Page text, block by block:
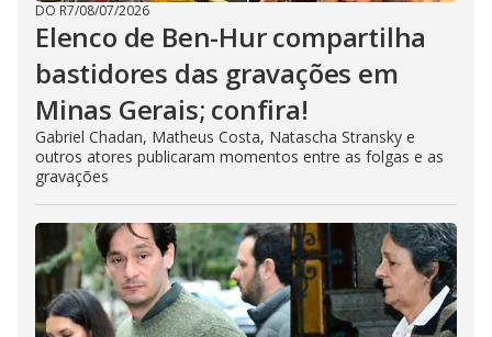
DO R7/08/07/2026
Elenco de Ben-Hur compartilha
bastidores das gravações em
Minas Gerais; confira!
Gabriel Chadan, Matheus Costa, Natascha Stransky e
outros atores publicaram momentos entre as folgas e as
gravações